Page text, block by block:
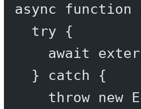
async function
try {
await
} catch {
throw
new